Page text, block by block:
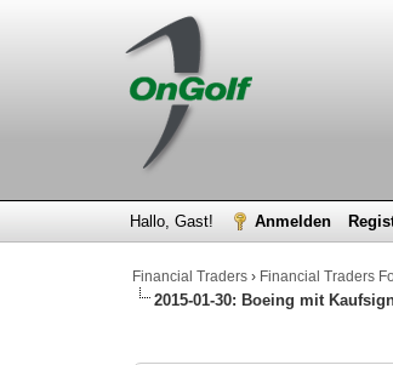
Hallo, Gast! Anmelden
Financial Traders › Financial Traders
2015-01-30: Boeing mit